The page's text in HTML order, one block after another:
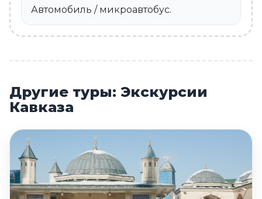
Автомобиль / микроавтобус.
Другие туры: Экскурсии
Кавказа